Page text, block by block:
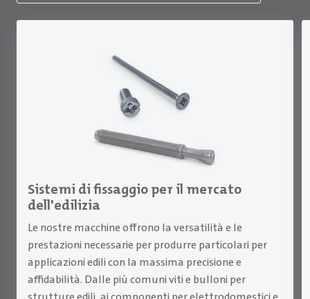
Sistemi di fissaggio per il mercato
dell'edilizia
Le nostre macchine offrono la versatilità e le
prestazioni necessarie per produrre particolari per
applicazioni edili con la massima precisione e
affidabilità. Dalle più comuni viti e bulloni per